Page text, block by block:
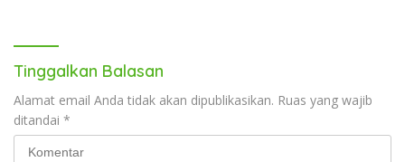
Tinggalkan Balasan
Alamat email Anda tidak akan dipublikasikan. Ruas yang wajib
ditandai *